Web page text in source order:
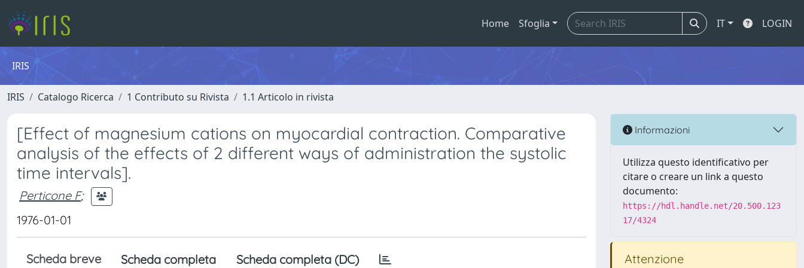
Home Sfoglia IT LOGIN
IRIS
IRIS Catalogo Ricerca 1 Contributo su Rivista 1.1 Articolo in rivista
[Effect of magnesium cations on myocardial contraction. Comparative
analysis of the effects of 2 different ways of administration the systolic
time intervals].
Perticone F;
1976-01-01
Scheda breve Scheda completa Scheda completa (DC)
Informazioni
Utilizza questo identificativo per
citare o creare un link a questo
documento:
https://hdl.handle.net/20.500.123
17/4324
Attenzione